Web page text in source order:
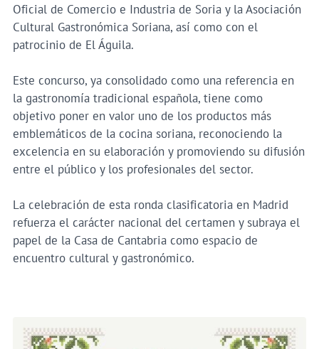
Oficial de Comercio e Industria de Soria y la Asociación
Cultural Gastronómica Soriana, así como con el
patrocinio de El Águila.
Este concurso, ya consolidado como una referencia en
la gastronomía tradicional española, tiene como
objetivo poner en valor uno de los productos más
emblemáticos de la cocina soriana, reconociendo la
excelencia en su elaboración y promoviendo su difusión
entre el público y los profesionales del sector.
La celebración de esta ronda clasificatoria en Madrid
refuerza el carácter nacional del certamen y subraya el
papel de la Casa de Cantabria como espacio de
encuentro cultural y gastronómico.